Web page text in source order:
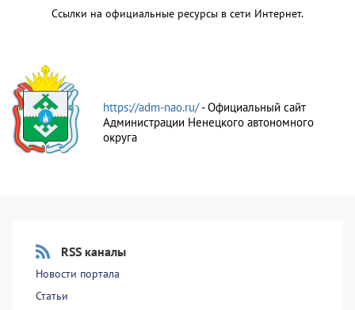
Ссылки на официальные ресурсы в сети Интернет.
https://adm-nao.ru/- Официальный сайт
Администрации Ненецкого автономного
округа
RSS каналы
Новости портала
Статьи